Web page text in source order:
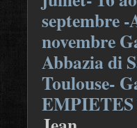
septembre
novembre
Abbazia di
Toulouse-